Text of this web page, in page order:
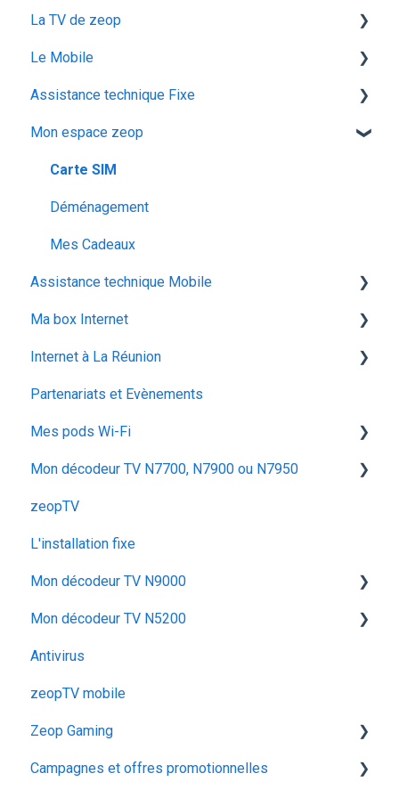
Facturation
Les services
Gestion email
Offres et Options
La TV de zeop
Les bouquets chaines en option
Plateforme streaming - SVOD
Programmes et chaines
Le Mobile
configuration ios
Mon abonnement
configuration android
utiliser la messagerie vocale
configuration activation sim
voyager
Assistance technique Fixe
recuperation achat vod est
audiodescription aveugle malvoyant
ocs go
Mon espace zeop
Carte SIM
Déménagement
Mes Cadeaux
Assistance technique Mobile
Les appels
Réseau & internet
SMS / MMS
Ma box Internet
ZTE F670
Iskratel Innbox G68
Iskratel Innbox G92
Application Ma zeopbox
Arris TG862
Iskratel Innbox G78
Arris TG2482B
Iskratel G84
ZTE F680
Arris TG6441
Super Box Huawei OptiXstar V163
MyInnBox
Internet à La Réunion
La fibre optique
Partenariats et Evènements
Mes pods Wi-Fi
Huawei OptiXstar K153
Iskratel Innbox M92
Configurer & Utiliser : Mes Pods
Mon décodeur TV N7700, N7900 ou N7950
Configurer mon décodeur TV
Utiliser mon décodeur TV
Dépanner mon décodeur TV
zeopTV
L'installation fixe
Mon décodeur TV N9000
Utiliser mon décodeur TV N9000
Dépanner mon décodeur TV N9000
Configurer mon décodeur TV N9000
Mon décodeur TV N5200
Configurer mon décodeur TV N5200
Antivirus
zeopTV mobile
Zeop Gaming
Présentation
Campagnes et offres promotionnelles